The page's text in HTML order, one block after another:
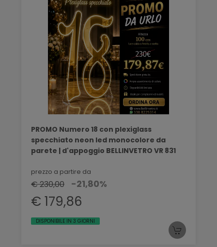
PROMO Numero 18 con plexiglass
specchiato neon led monocolore da
parete | d'appoggio BELLINVETRO VR 831
prezzo a partire da
€ 230,00 -21,80%
€ 179,86
DISPONIBILE IN 3 GIORNI